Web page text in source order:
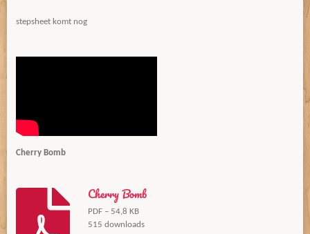
stepsheet komt nog
Cherry Bomb
Cherry Bomb
PDF – 54,8 KB
515 downloads